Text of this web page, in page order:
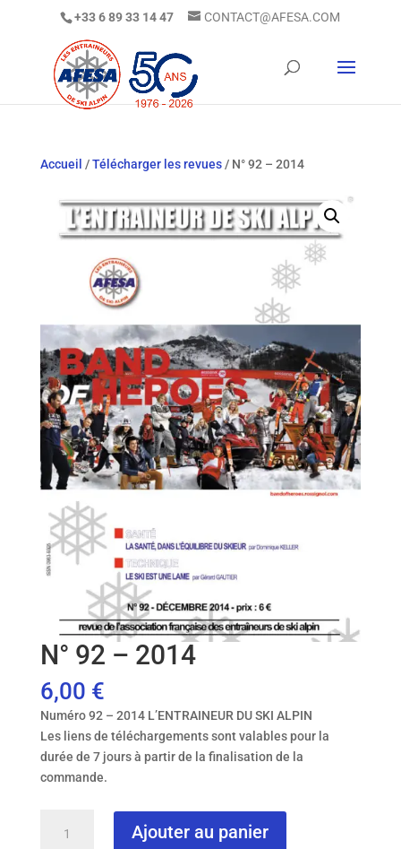
+33 6 89 33 14 47 CONTACT@AFESA.COM
Accueil /Télécharger les revues/ N° 92 – 2014
N° 92 – 2014
6,00 €
Numéro 92 – 2014 L’ENTRAINEUR DU SKI ALPIN
Les liens de téléchargements sont valables pour la
durée de 7 jours à partir de la finalisation de la
commande.
Ajouter au panier